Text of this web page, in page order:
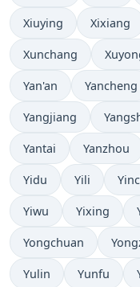
Xiuying Xixiang
Xunchang
Yan'an Yancheng
Yangjiang
Yantai Yanzhou
Yidu Yili
Yiwu Yixing
Yongchuan
Yulin Yunfu